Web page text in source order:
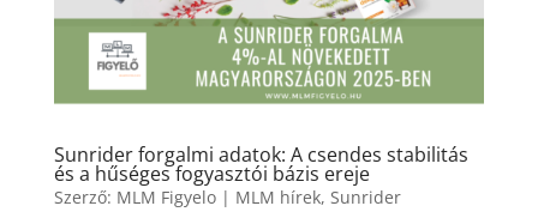
Sunrider forgalmi adatok: A csendes stabilitás
és a hűséges fogyasztói bázis ereje
Szerző: MLM Figyelo| MLM hírek, Sunrider